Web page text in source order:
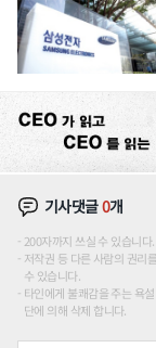
기사댓글0개
200자까지 쓰실 수 있습니
저작권 등 다른 사람의 권리
수 있습니다.
타인에게 불쾌감을 주는 욕
단에 의해 삭제 합니다.